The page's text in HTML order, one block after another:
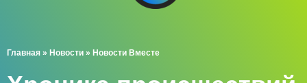
Главная » Новости » Новости Вместе